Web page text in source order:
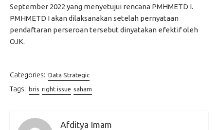
September 2022 yang menyetujui rencana PMHMETD I.
PMHMETD I akan dilaksanakan setelah pernyataan
pendaftaran perseroan tersebut dinyatakan efektif oleh
OJK.
Categories: Data Strategic
Tags: bris right issue saham
Afditya Imam